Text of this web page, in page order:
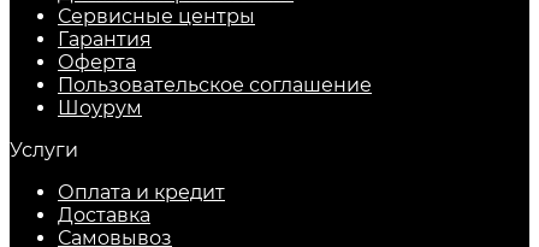
Сервисные центры
Гарантия
Оферта
Пользовательское соглашение
Шоурум
Услуги
Оплата и кредит
Доставка
Самовывоз